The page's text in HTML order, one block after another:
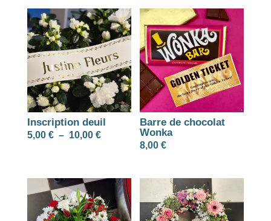
Inscription deuil
5,00 € – 10,00 €Plage
5,00 €
à
10,00 €
Barre de chocolat
Wonka
8,00€